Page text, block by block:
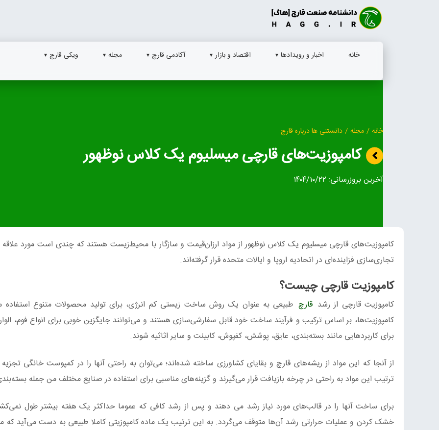
خانه اخبار و رویدادها اقتصاد و بازار آکادمی قارچ مجله ویکی قارچ
خانه / مجله / دانستنی ها درباره قارچ
کامپوزیت‌های قارچی میسلیوم یک کلاس نوظهور
آخرین بروزرسانی: ۱۴۰۴/۱۰/۲۲
کامپوزیت‌های قارچی میسلیوم یک کلاس نوظهور از مواد ارزان‌قیمت و سازگار با محیط‌زیست هستند که چندی است مورد
تجاری‌سازی فزاینده‌ای در اتحادیه اروپا و ایالات متحده قرار گرفته‌اند.
کامپوزیت‌ قارچی چیست؟
کامپوزیت‌ قارچی از رشد قارچ طبیعی به عنوان یک روش ساخت زیستی کم انرژی، برای تولید محصولات متنوع استفاده
کامپوزیت‌ها، بر اساس ترکیب و فرآیند ساخت خود قابل سفارشی‌سازی هستند و می‌توانند جایگزین خوبی برای انواع فوم،
برای کاربردهایی مانند بسته‌بندی، عایق، پوشش، کفپوش، کابینت و سایر اثاثیه شوند.
از آنجا که این مواد از ریشه‌های قارچ و بقایای کشاورزی ساخته شده‌اند؛ می‌توان به راحتی آنها را در کمپوست خانگی
ترتیب این مواد به راحتی در چرخه بازیافت قرار می‌گیرند و گزینه‌های مناسبی برای استفاده در صنایع مختلف من جمله
برای ساخت آنها را در قالب‌های مورد نیاز رشد می دهند و پس از رشد کافی که عموما حداکثر یک هفته بیشتر طول
خشک کردن و عملیات حرارتی رشد آن‌ها متوقف می‌گردد. به این ترتیب یک ماده کامپوزیتی کاملا طبیعی به دست می‌آید که